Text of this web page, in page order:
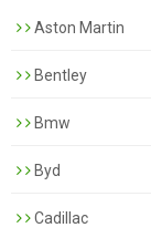
Aston Martin
Bentley
Bmw
Byd
Cadillac